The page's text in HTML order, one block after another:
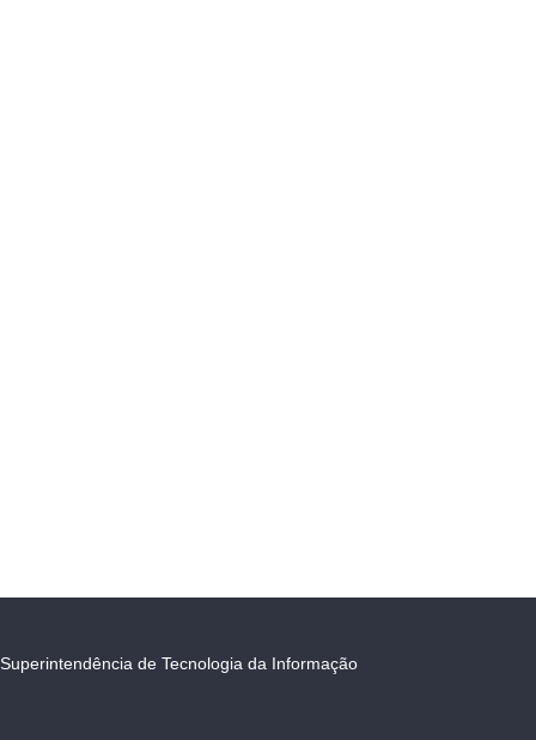
Superintendência de Tecnologia da Informação